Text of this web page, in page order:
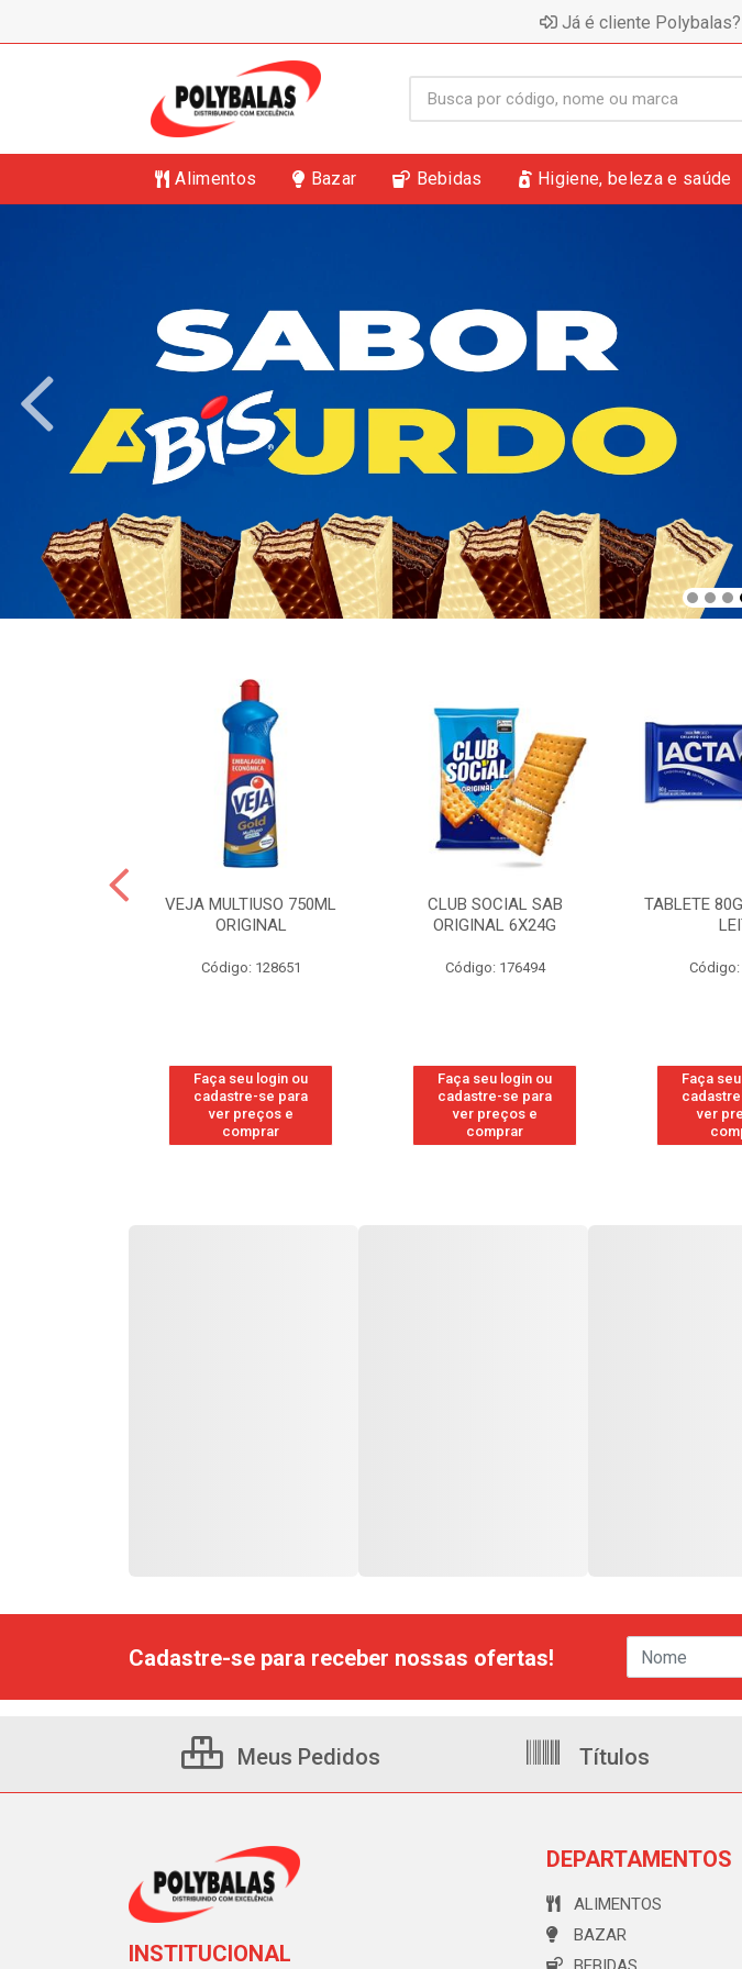
Já é cliente
Alimentos Bazar Bebidas Higiene, beleza e saúde
VEJA MULTIUSO 750ML
ORIGINAL
Código: 128651
Faça seu login ou
cadastre-se para
ver preços e
comprar
CLUB SOCIAL SAB
ORIGINAL 6X24G
Código: 176494
Faça seu login ou
cadastre-se para
ver preços e
comprar
TABLETE
Código:
Faça
ver
Cadastre-se para receber nossas ofertas!
Meus Pedidos Títulos
INSTITUCIONAL
DEPARTAMENTOS
ALIMENTOS
BAZAR